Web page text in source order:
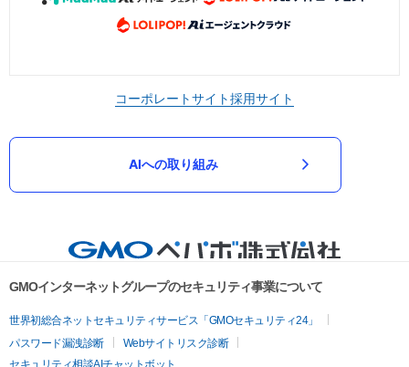
コーポレートサイト採用サイト
AIへの取り組み
GMOインターネットグループのセキュリティ事業について
世界初総合ネットセキュリティサービス「GMOセキュリティ24」
パスワード漏洩診断
Webサイトリスク診断
セキュリティ相談AIチャットボット